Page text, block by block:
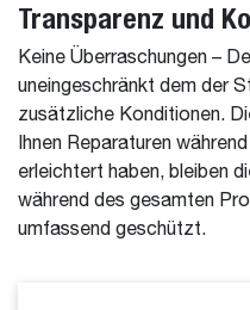
Transparenz und
Keine Überraschungen –
uneingeschränkt dem der
zusätzliche Konditionen.
Ihnen Reparaturen
erleichtert haben, bleiben
während des gesamten
umfassend geschützt.